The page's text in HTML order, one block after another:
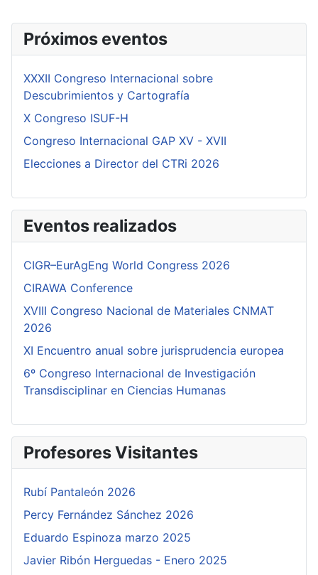
Próximos eventos
XXXII Congreso Internacional sobre
Descubrimientos y Cartografía
X Congreso ISUF-H
Congreso Internacional GAP XV - XVII
Elecciones a Director del CTRi 2026
Eventos realizados
CIGR–EurAgEng World Congress 2026
CIRAWA Conference
XVIII Congreso Nacional de Materiales CNMAT
2026
XI Encuentro anual sobre jurisprudencia europea
6º Congreso Internacional de Investigación
Transdisciplinar en Ciencias Humanas
Profesores Visitantes
Rubí Pantaleón 2026
Percy Fernández Sánchez 2026
Eduardo Espinoza marzo 2025
Javier Ribón Herguedas - Enero 2025